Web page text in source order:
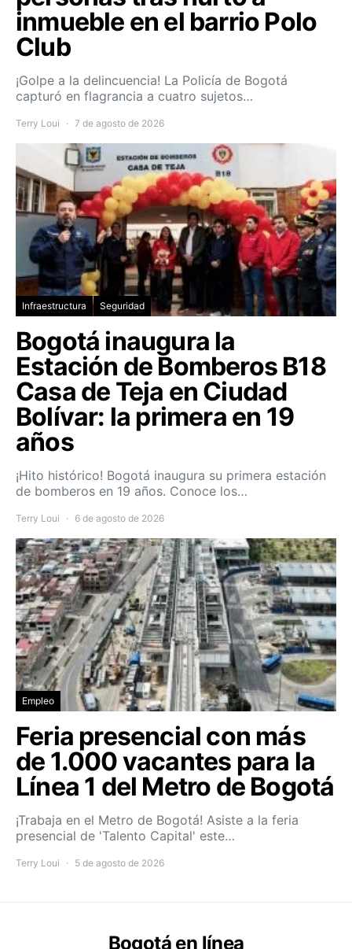
inmueble en el barrio Polo
Club
¡Golpe a la delincuencia! La Policía de Bogotá
capturó en flagrancia a cuatro sujetos…
Terry Loui 7 de agosto de 2026
Infraestructura Seguridad
Bogotá inaugura la
Estación de Bomberos B18
Casa de Teja en Ciudad
Bolívar: la primera en 19
años
¡Hito histórico! Bogotá inaugura su primera estación
de bomberos en 19 años. Conoce los…
Terry Loui 6 de agosto de 2026
Empleo
Feria presencial con más
de 1.000 vacantes para la
Línea 1 del Metro de Bogotá
¡Trabaja en el Metro de Bogotá! Asiste a la feria
presencial de 'Talento Capital' este…
Terry Loui 5 de agosto de 2026
Bogotá en línea